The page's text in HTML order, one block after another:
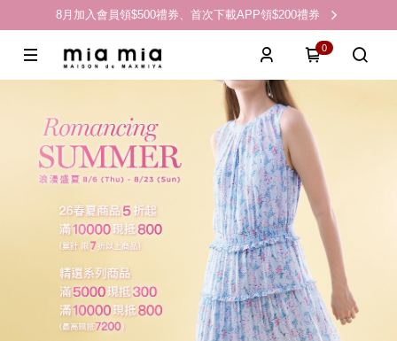
8月加入會員領$500禮券、首次下載APP領$200禮券
0